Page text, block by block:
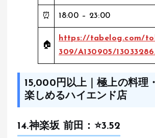
⏰ 18:00 – 23:00
🏠
https://tabelog.com/
309/A130905/
15,000円以上｜極上の料理
楽しめるハイエンド店
14.神楽坂 前田 ：⭐️3.52